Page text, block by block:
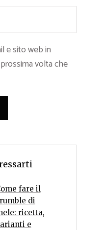
e sito web in
volta che
fare il
di
ricetta,
e